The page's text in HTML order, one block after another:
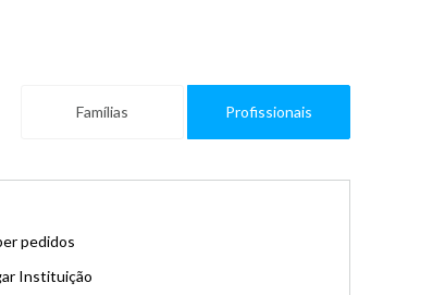
Famílias Profissionais
pedidos
Instituição